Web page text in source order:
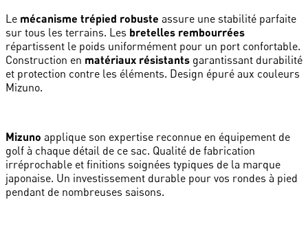
Le mécanisme trépied robuste assure une stabilité parfaite
sur tous les terrains. Les bretelles rembourrées
répartissent le poids uniformément pour un port confortable.
Construction en matériaux résistants garantissant durabilité
et protection contre les éléments. Design épuré aux couleurs
Mizuno.
Mizuno applique son expertise reconnue en équipement de
golf à chaque détail de ce sac. Qualité de fabrication
irréprochable et finitions soignées typiques de la marque
japonaise. Un investissement durable pour vos rondes à pied
pendant de nombreuses saisons.